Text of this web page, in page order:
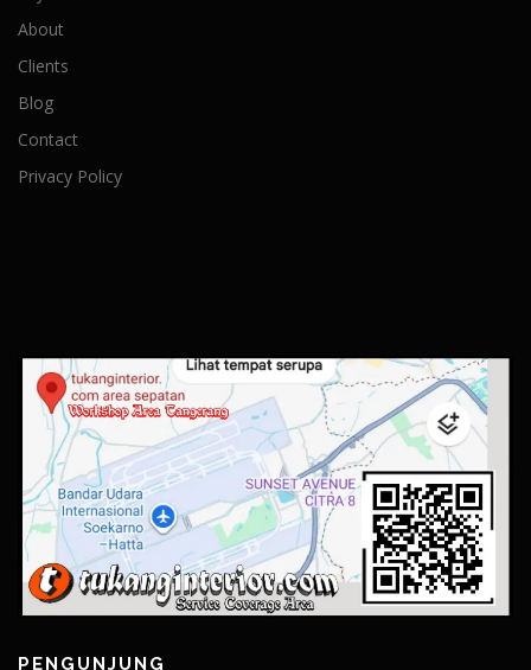
About
Clients
Blog
Contact
Privacy Policy
PENGUNJUNG